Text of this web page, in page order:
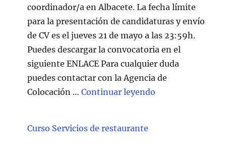
coordinador/a en Albacete. La fecha límite
para la presentación de candidaturas y envío
de CV es el jueves 21 de mayo a las 23:59h.
Puedes descargar la convocatoria en el
siguiente ENLACE Para cualquier duda
puedes contactar con la Agencia de
Colocación …Continuar leyendo
Curso Servicios de restaurante